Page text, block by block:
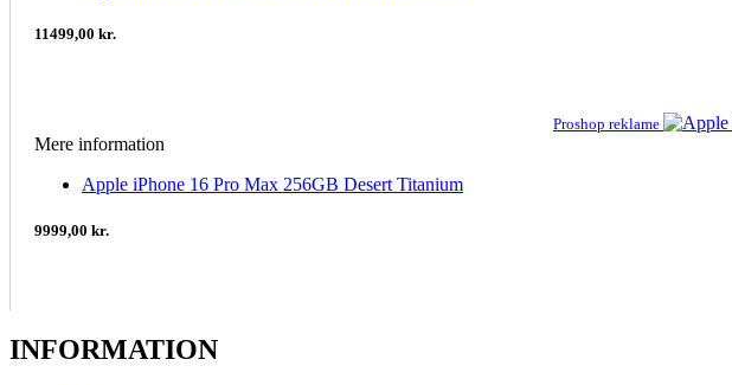
11499,00 kr.
Proshop reklame
Mere information
Apple iPhone 16 Pro Max 256GB Desert Titanium
9999,00 kr.
INFORMATION